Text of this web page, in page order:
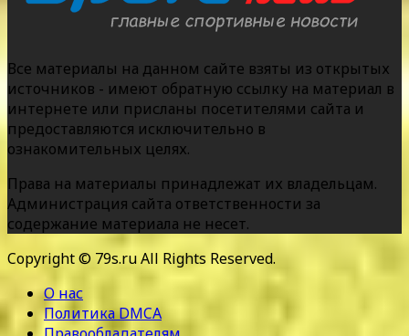
Все материалы на данном сайте взяты из открытых
источников - имеют обратную ссылку на материал в
интернете или присланы посетителями сайта и
предоставляются исключительно в
ознакомительных целях.
Права на материалы принадлежат их владельцам.
Администрация сайта ответственности за
содержание материала не несет.
Copyright © 79s.ru All Rights Reserved.
О нас
Политика DMCA